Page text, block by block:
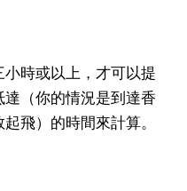
小時或以上，才可以提
（你的情況是到達香
飛）的時間來計算。